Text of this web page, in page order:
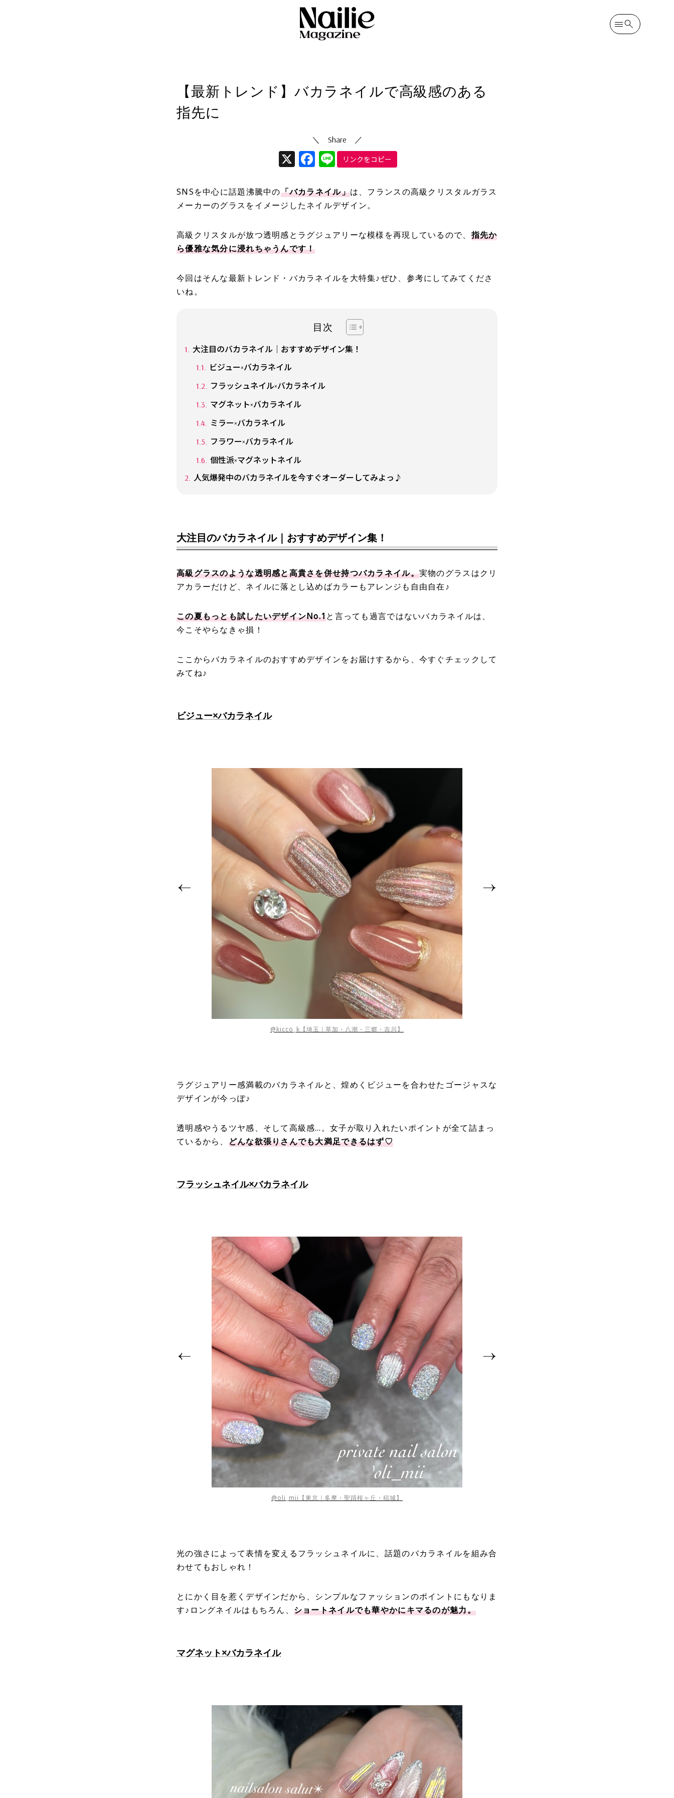
2024/09/09 ）
【最新トレンド】バカラネイルで高級感のある
指先に
X Facebook
Line
リンクをコピー
SNSを中心に話題沸騰中の「バカラネイル」は、フランスの高級クリスタルガラス
メーカーのグラスをイメージしたネイルデザイン。
高級クリスタルが放つ透明感とラグジュアリーな模様を再現しているので、指先か
ら優雅な気分に浸れちゃうんです！
今回はそんな最新トレンド・バカラネイルを大特集♪ぜひ、参考にしてみてくださ
いね。
目次
大注目のバカラネイル｜おすすめデザイン集！
ビジュー×バカラネイル
フラッシュネイル×バカラネイル
マグネット×バカラネイル
ミラー×バカラネイル
フラワー×バカラネイル
個性派×マグネットネイル
人気爆発中のバカラネイルを今すぐオーダーしてみよっ♪
大注目のバカラネイル｜おすすめデザイン集！
高級グラスのような透明感と高貴さを併せ持つバカラネイル。実物のグラスはクリ
アカラーだけど、ネイルに落とし込めばカラーもアレンジも自由自在♪
この夏もっとも試したいデザインNo.1と言っても過言ではないバカラネイルは、
今こそやらなきゃ損！
ここからバカラネイルのおすすめデザインをお届けするから、今すぐチェックして
みてね♪
ビジュー×バカラネイル
@kicco_k【埼玉｜草加・八潮・三郷・吉川】
ラグジュアリー感満載のバカラネイルと、煌めくビジューを合わせたゴージャスな
デザインが今っぽ♪
透明感やうるツヤ感、そして高級感…。女子が取り入れたいポイントが全て詰まっ
ているから、 どんな欲張りさんでも大満足できるはず♡
フラッシュネイル×バカラネイル
@oli_mii【東京｜多摩・聖蹟桜ヶ丘・稲城】
光の強さによって表情を変えるフラッシュネイルに、話題のバカラネイルを組み合
わせてもおしゃれ！
とにかく目を惹くデザインだから、シンプルなファッションのポイントにもなりま
す♪ロングネイルはもちろん、 ショートネイルでも華やかにキマるのが魅力。
マグネット×バカラネイル